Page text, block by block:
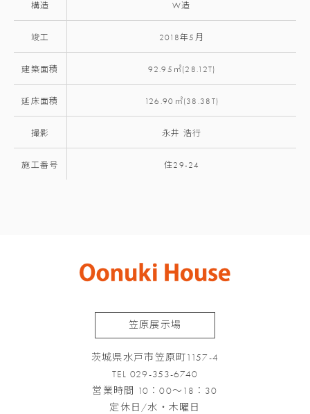
構造 W造
竣工 2018年5月
建築面積 92.95㎡(28.12T)
延床面積 126.90㎡(38.38T)
撮影 永井 浩行
施工番号 住29-24
笠原展示場
茨城県水戸市笠原町1157-4
TEL 029-353-6740
営業時間 10：00～18：30
定休日/水・木曜日